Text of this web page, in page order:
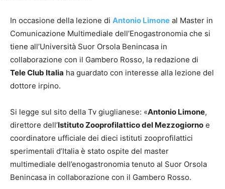
In occasione della lezione di Antonio Limone al Master in
Comunicazione Multimediale dell’Enogastronomia che si
tiene all’Università Suor Orsola Benincasa in
collaborazione con il Gambero Rosso, la redazione di
Tele Club Italia ha guardato con interesse alla lezione del
dottore irpino.
Si legge sul sito della Tv giuglianese: «Antonio Limone,
direttore dell’Istituto Zooprofilattico del Mezzogiorno e
coordinatore ufficiale dei dieci istituti zooprofilattici
sperimentali d’Italia è stato ospite del master
multimediale dell’enogastronomia tenuto al Suor Orsola
Benincasa in collaborazione con il Gambero Rosso.